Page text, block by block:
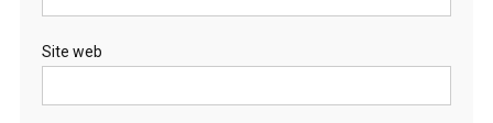
Site web